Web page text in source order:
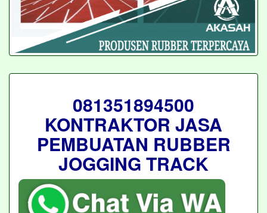
081351894500
KONTRAKTOR JASA
PEMBUATAN RUBBER
JOGGING TRACK